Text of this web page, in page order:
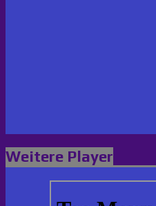
Weitere Player